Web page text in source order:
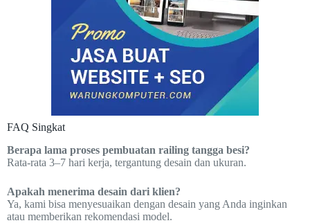
FAQ Singkat
Berapa lama proses pembuatan railing tangga besi?
Rata-rata 3–7 hari kerja, tergantung desain dan ukuran.
Apakah menerima desain dari klien?
Ya, kami bisa menyesuaikan dengan desain yang Anda inginkan
atau memberikan rekomendasi model.